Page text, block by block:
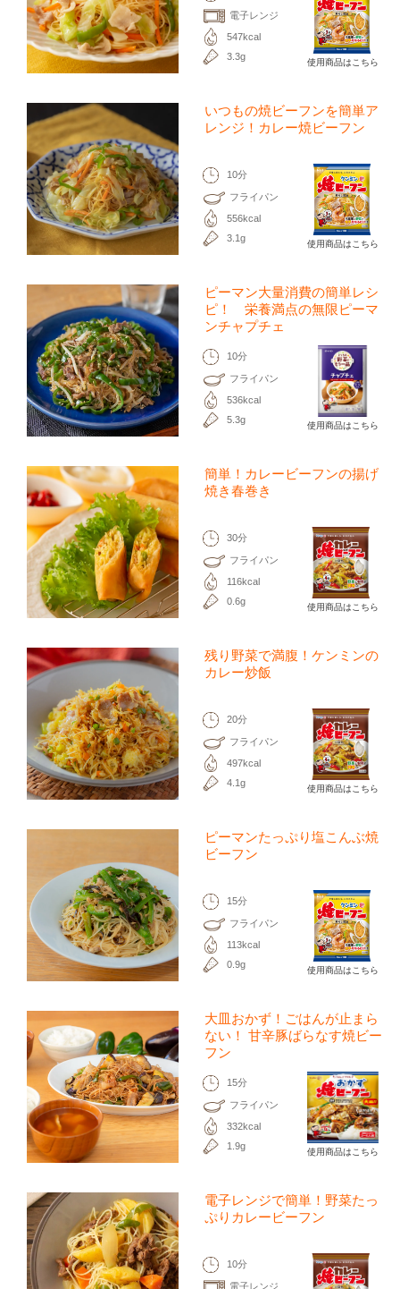
電子レンジ
547kcal
3.3g
使用商品はこちら
いつもの焼ビーフンを簡単ア
レンジ！カレー焼ビーフン
10分
フライパン
556kcal
3.1g
使用商品はこちら
ピーマン大量消費の簡単レシ
ピ！ 栄養満点の無限ピーマ
ンチャプチェ
10分
フライパン
536kcal
5.3g
使用商品はこちら
簡単！カレービーフンの揚げ
焼き春巻き
30分
フライパン
116kcal
0.6g
使用商品はこちら
残り野菜で満腹！ケンミンの
カレー炒飯
20分
フライパン
497kcal
4.1g
使用商品はこちら
ピーマンたっぷり塩こんぶ焼
ビーフン
15分
フライパン
113kcal
0.9g
使用商品はこちら
大皿おかず！ごはんが止まら
ない！ 甘辛豚ばらなす焼ビー
フン
15分
フライパン
332kcal
1.9g
使用商品はこちら
電子レンジで簡単！野菜たっ
ぷりカレービーフン
10分
電子レンジ